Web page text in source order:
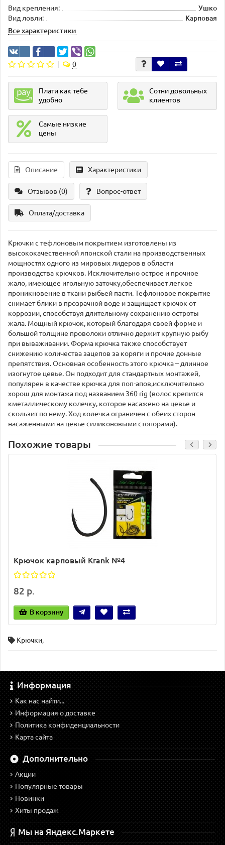
Вид крепления:
Ушко
Вид ловли:
Карповая
Все характеристики
0
Плати как тебе
удобно
Сотни довольных
клиентов
Самые низкие
цены
Описание Характеристики
Отзывов (0) Вопрос-ответ
Оплата/доставка
Крючки с тефлоновым покрытием изготовлены из
высококачественной японской стали на производственных
мощностях одного из мировых лидеров в области
производства крючков. Исключительно острое и прочное
жало, имеющее игольную заточку,обеспечивает легкое
проникновение в ткани рыбьей пасти. Тефлоновое покрытие
снимает блики в прозрачной воде и защищает крючок от
коррозии, способствуя длительному сохранению остроты
жала. Мощный крючок, который благодаря своей форме и
большой толщине проволоки отлично держит крупную рыбу
при вываживании. Форма крючка также способствует
снижению количества зацепов за коряги и прочие донные
препятствия. Основная особенность этого крючка – длинное
изогнутое цевье. Он подходит для стандартных монтажей,
популярен в качестве крючка для поп-апов,исключительно
хорош для монтажа под названием 360 rig (волос крепится
кметаллическому колечку, которое насажено на цевье и
скользит по нему. Ход колечка ограничен с обеих сторон
насаженными на цевье силиконовыми стопорами).
Похожие товары
Крючок карповый Krank №4
82 р.
В корзину
Крючки,
Информация
Как нас найти...
Информация о доставке
Политика конфиденциальности
Карта сайта
Дополнительно
Акции
Популярные товары
Новинки
Хиты продаж
Мы на Яндекс.Маркете